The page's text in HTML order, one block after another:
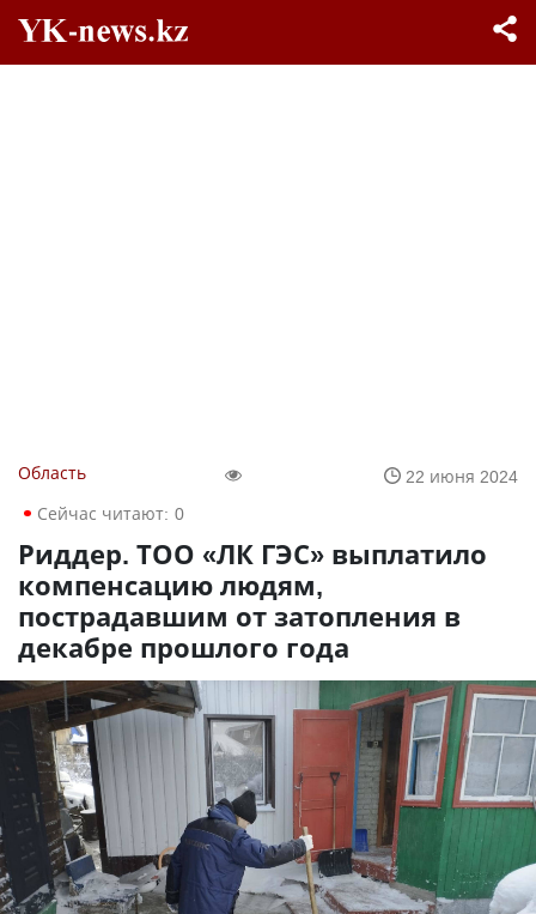
Область
22 июня 2024
Сейчас читают: 0
Риддер. ТОО «ЛК ГЭС» выплатило
компенсацию людям,
пострадавшим от затопления в
декабре прошлого года